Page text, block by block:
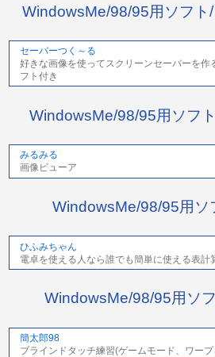
WindowsMe/98/95用ソフト
セーバーつく～る
好きな画像を使ってスクリーンセーバーを作
フト付き
WindowsMe/98/95用ソフ
みるみる
画像ビューア
WindowsMe/98/95用ソ
ひふみちゃん
電卓を使える人なら誰でも簡単に使える表計
WindowsMe/98/95用ソ
簡太郎98
ブラインドタッチ練習(ゲームモード、ワー